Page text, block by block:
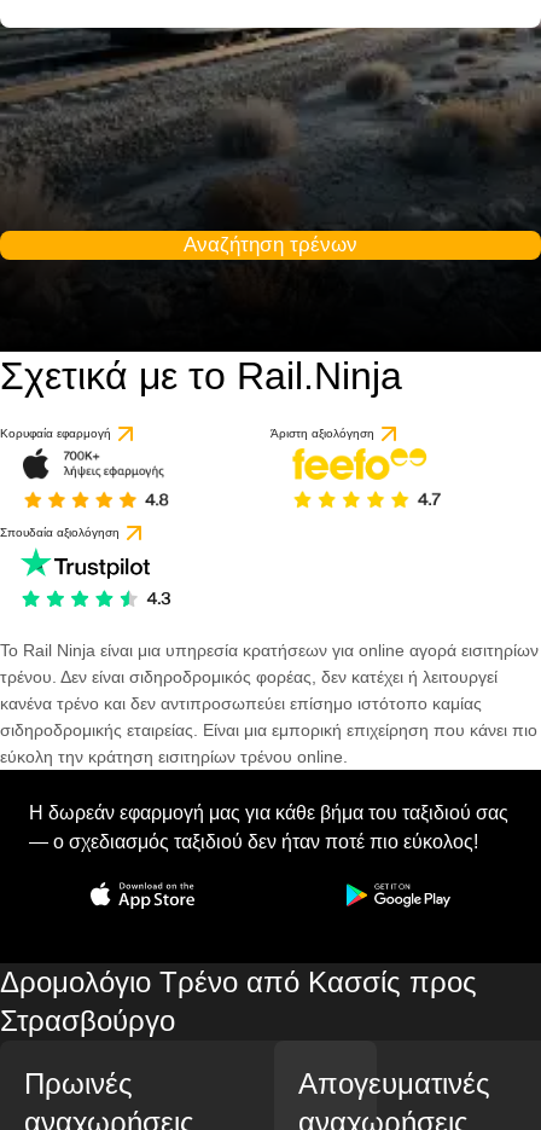
Αναζήτηση τρένων
Σχετικά με το Rail.Ninja
Κορυφαία εφαρμογή Άριστη αξιολόγηση
Σπουδαία αξιολόγηση
Το Rail Ninja είναι μια υπηρεσία κρατήσεων για online αγορά εισιτηρίων
τρένου. Δεν είναι σιδηροδρομικός φορέας, δεν κατέχει ή λειτουργεί
κανένα τρένο και δεν αντιπροσωπεύει επίσημο ιστότοπο καμίας
σιδηροδρομικής εταιρείας. Είναι μια εμπορική επιχείρηση που κάνει πιο
εύκολη την κράτηση εισιτηρίων τρένου online.
Η δωρεάν εφαρμογή μας για κάθε βήμα του ταξιδιού σας
— ο σχεδιασμός ταξιδιού δεν ήταν ποτέ πιο εύκολος!
Δρομολόγιο Τρένο από Κασσίς προς
Στρασβούργο
Πρωινές
αναχωρήσεις
Απογευματινές
αναχωρήσεις